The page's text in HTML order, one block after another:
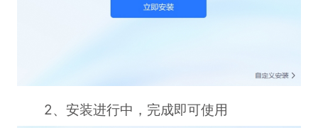
2、安装进行中，完成即可使用